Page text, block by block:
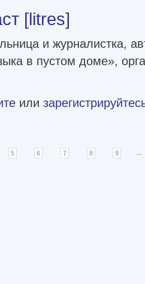
[litres]
и журналистка,
в пустом доме»,
[litres]
или
5 6 7 8 9 …